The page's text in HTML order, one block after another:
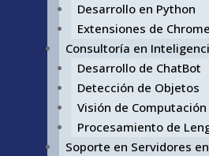
Desarrollo en Python
Extensiones de Chrome
Consultoría en
Desarrollo de ChatBot
Detección de Objetos
Visión de Computación
Procesamiento de
Soporte en Servidores